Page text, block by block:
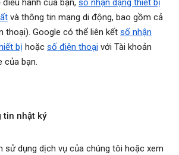
điều hành của bạn, số nhận dạng thiết bị
và thông tin mạng di động, bao gồm cả
thoại). Google có thể liên kết số nhận
bị hoặc số điện thoại với Tài khoản
của bạn.
tin nhật ký
sử dụng dịch vụ của chúng tôi hoặc xem